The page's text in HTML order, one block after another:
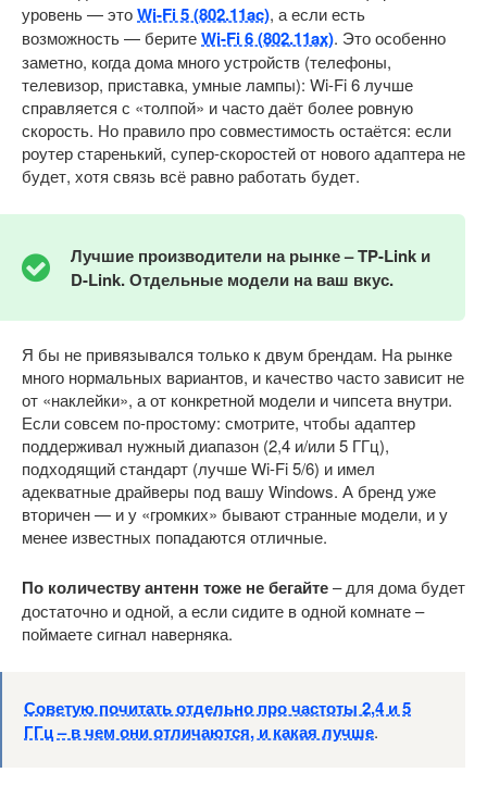
уровень — этоWi-Fi 5 (802.11ac), а если есть
возможность — беритеWi-Fi 6 (802.11ax). Это особенно
заметно, когда дома много устройств (телефоны,
телевизор, приставка, умные лампы): Wi-Fi 6 лучше
справляется с «толпой» и часто даёт более ровную
скорость. Но правило про совместимость остаётся: если
роутер старенький, супер-скоростей от нового адаптера не
будет, хотя связь всё равно работать будет.
Лучшие производители на рынке –TP-Link и
D-Link. Отдельные модели на ваш вкус.
Я бы не привязывался только к двум брендам. На рынке
много нормальных вариантов, и качество часто зависит не
от «наклейки», а от конкретной модели и чипсета внутри.
Если совсем по-простому: смотрите, чтобы адаптер
поддерживал нужный диапазон (2,4 и/или 5 ГГц),
подходящий стандарт (лучше Wi-Fi 5/6) и имел
адекватные драйверы под вашу Windows. А бренд уже
вторичен — и у «громких» бывают странные модели, и у
менее известных попадаются отличные.
По количеству антенн тоже не бегайте– для дома будет
достаточно и одной, а если сидите в одной комнате –
поймаете сигнал наверняка.
Советую почитать отдельно про частоты 2,4 и 5
ГГц – в чем они отличаются, и какая лучше.